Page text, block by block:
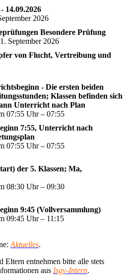
14.09.2026
2026
Besondere Prüfung
September 2026
von Flucht, Vertreibung und
- Die ersten beiden
Klassen befinden sich
Unterricht nach Plan
07:55 Uhr – 07:55
7:55, Unterricht nach
07:55 Uhr – 07:55
der 5. Klassen; Ma,
08:30 Uhr – 09:30
9:45 (Vollversammlung)
09:45 Uhr – 11:15
Aktuelles.
Eltern entnehmen bitte alle stets
aus Isgy-Intern.